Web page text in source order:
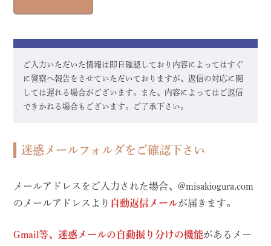
ご入力いただいた情報は即日確認しており内容によってはすぐ
に警察へ報告をさせていただいておりますが、返信の対応に関
しては遅れる場合がございます。また、内容によってはご返信
できかねる場合もございます。ご了承下さい。
迷惑メールフォルダをご確認下さい
メールアドレスをご入力された場合、@misakiogura.com
のメールアドレスより 自動返信メールが届きます。
Gmail等、迷惑メールの自動振り分けの機能があるメー